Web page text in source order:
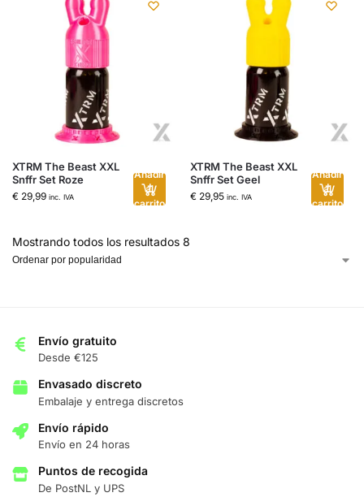
XTRM The Beast XXL
Snffr Set Roze
€ 29,99 inc. IVA
Añadir
al
carrito
XTRM The Beast XXL
Snffr Set Geel
€ 29,95 inc. IVA
Añadir
al
carrito
Mostrando todos los resultados 8
Envío gratuito
Desde €125
Envasado discreto
Embalaje y entrega discretos
Envío rápido
Envío en 24 horas
Puntos de recogida
De PostNL y UPS